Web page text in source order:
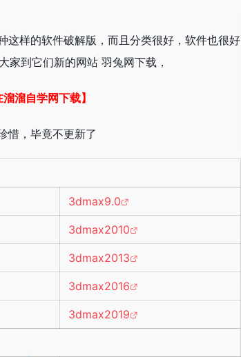
样的软件破解版，而且分类很好，软件也很好
家到它们新的网站 羽兔网下载，
溜自学网下载】
惜，毕竟不更新了
3dmax9.0
3dmax2010
3dmax2013
3dmax2016
3dmax2019